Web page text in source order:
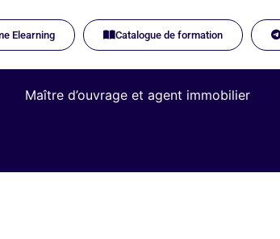
Elearning​ Catalogue de formation
Maître d’ouvrage et agent immobilier